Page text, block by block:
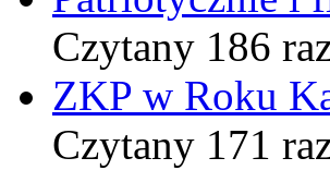
Czytany 186
ZKP w Roku
Czytany 171